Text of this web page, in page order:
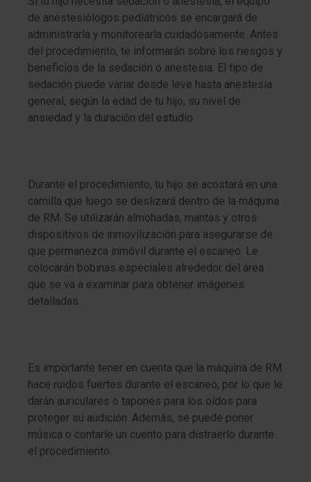
de anestesiólogos pediátricos se encargará de
administrarla y monitorearla cuidadosamente. Antes
del procedimiento, te informarán sobre los riesgos y
beneficios de la sedación o anestesia. El tipo de
sedación puede variar desde leve hasta anestesia
general, según la edad de tu hijo, su nivel de
ansiedad y la duración del estudio.
Durante el procedimiento, tu hijo se acostará en una
camilla que luego se deslizará dentro de la máquina
de RM. Se utilizarán almohadas, mantas y otros
dispositivos de inmovilización para asegurarse de
que permanezca inmóvil durante el escaneo. Le
colocarán bobinas especiales alrededor del área
que se va a examinar para obtener imágenes
detalladas.
Es importante tener en cuenta que la máquina de RM
hace ruidos fuertes durante el escaneo, por lo que le
darán auriculares o tapones para los oídos para
proteger su audición. Además, se puede poner
música o contarle un cuento para distraerlo durante
el procedimiento.